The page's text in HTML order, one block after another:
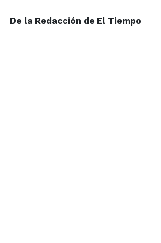
De la Redacción de El Tiempo